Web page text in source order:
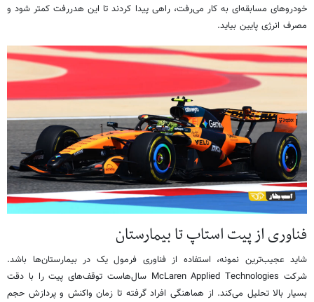
خودروهای مسابقه‌ای به کار می‌رفت، راهی پیدا کردند تا این هدررفت کمتر شود و
مصرف انرژی پایین بیاید.
فناوری‌ از پیت‌ استاپ تا بیمارستان
شاید عجیب‌ترین نمونه، استفاده از فناوری فرمول یک در بیمارستان‌ها باشد.
شرکت McLaren Applied Technologies سال‌هاست توقف‌های پیت را با دقت
بسیار بالا تحلیل می‌کند. از هماهنگی افراد گرفته تا زمان واکنش و پردازش حجم